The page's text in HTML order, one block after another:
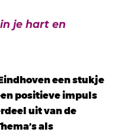
je hart en
een stukje
positieve impuls
uit van de
als